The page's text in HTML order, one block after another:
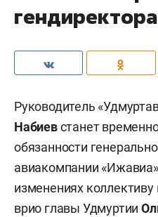
Руководитель
Набиевстанет
обязанности
авиакомпании
изменениях
врио главы Удмуртии